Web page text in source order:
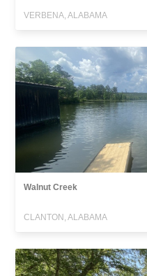
VERBENA, ALABAMA
Walnut Creek
CLANTON, ALABAMA